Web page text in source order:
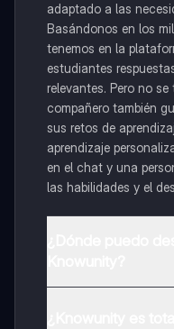
adaptado a las
Basándonos en los
tenemos en la
estudiantes
relevantes. Pero no
compañero también
sus retos de
aprendizaje
en el chat y una
las habilidades y el